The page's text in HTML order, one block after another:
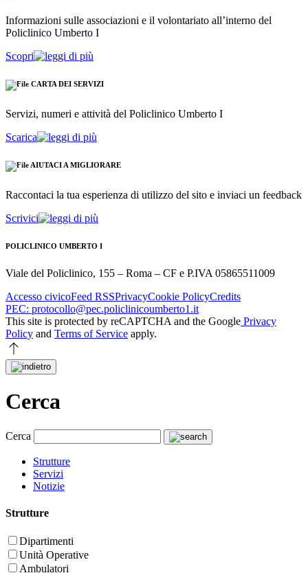
Informazioni sulle associazioni e il volontariato all’interno del
Policlinico Umberto I
Scopri
CARTA DEI SERVIZI
Servizi, numeri e attività del Policlinico Umberto I
Scarica
AIUTACI A MIGLIORARE
Raccontaci la tua esperienza di utilizzo del sito e inviaci un feedback
Scrivici
POLICLINICO UMBERTO I
Viale del Policlinico, 155 – Roma – CF e P.IVA 05865511009
Accesso civicoFeed RSSPrivacyCookie PolicyCredits
PEC: protocollo@pec.policlinicoumberto1.it
This site is protected by reCAPTCHA and the Google Privacy
Policy and Terms of Service apply.
Cerca
Cerca
Strutture
Servizi
Notizie
Strutture
Dipartimenti
Unità Operative
Ambulatori